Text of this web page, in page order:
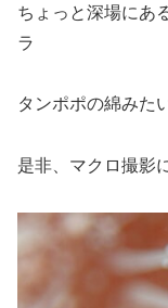
ちょっと深場にあ
ラ
タンポポの綿みた
是非、マクロ撮影